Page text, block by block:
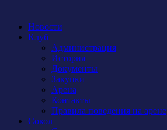
Новости
Клуб
Администрация
История
Документы
Закупки
Арена
Контакты
Правила поведения на арене
Сокол